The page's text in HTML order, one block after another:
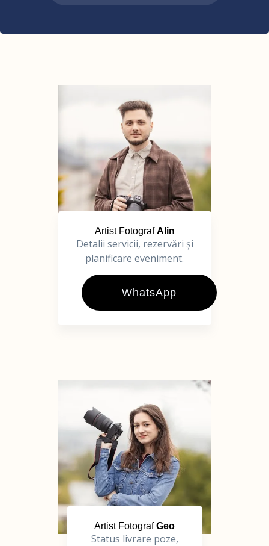
Artist FotografAlin
Detalii servicii, rezervări și
planificare eveniment.
WhatsApp
Artist FotografGeo
Status livrare poze,